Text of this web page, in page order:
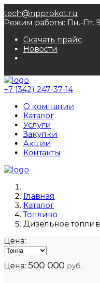
tech@npprokot.ru
Режим работы: Пн.-Пт.
Скачать прайс
Новости
+7 (342) 247-37-14
О компании
Каталог
Услуги
Закупки
Акции
Контакты
Главная
Каталог
Топливо
Дизельное
Цена:
Цена: 500 000 руб.